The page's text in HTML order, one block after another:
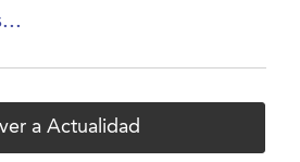
a Actualidad